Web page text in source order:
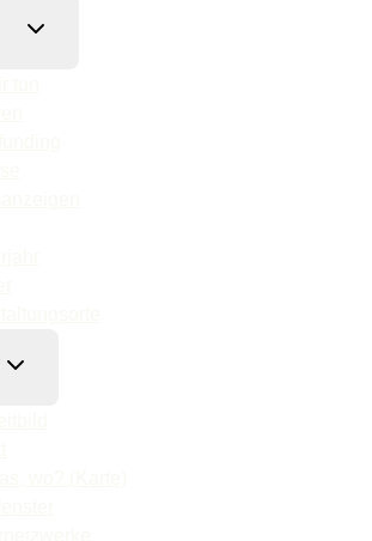
Untermenü
Untermenü